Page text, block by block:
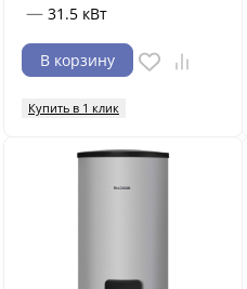
— 31.5 кВт
В корзину
Купить в 1 клик